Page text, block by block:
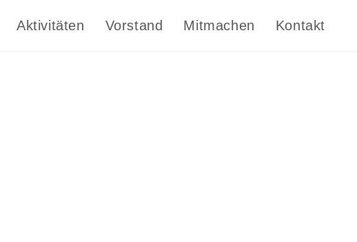
Aktivitäten Vorstand Mitmachen Kontakt